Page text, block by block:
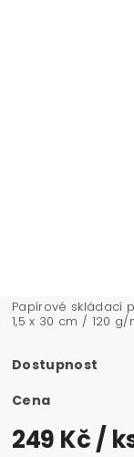
Papírové skládací
1,5 x 30 cm / 120 g/
Dostupnost
Cena
249 Kč/